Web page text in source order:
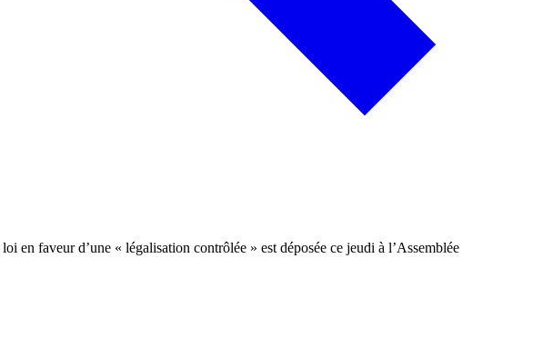
en faveur d’une « légalisation contrôlée » est déposée ce jeudi à l’Assemblée